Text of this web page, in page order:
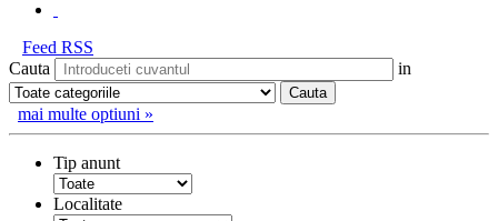
Feed RSS
Cauta
in
mai multe optiuni »
Tip anunt
Localitate